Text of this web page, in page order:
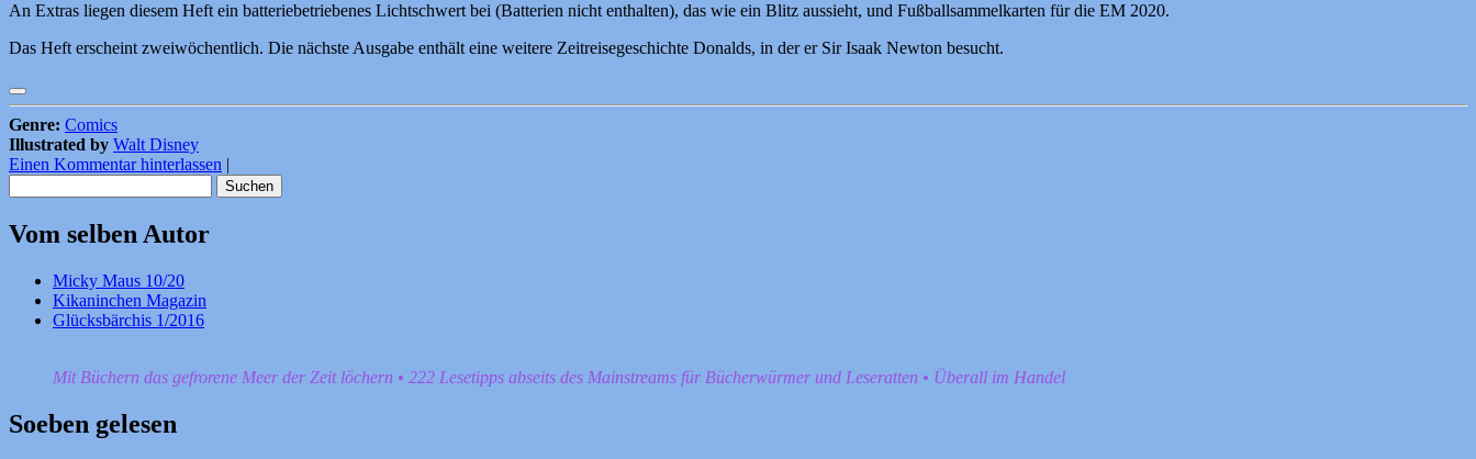
An Extras liegen diesem Heft ein batteriebetriebenes Lichtschwert bei (Batterien nicht enthalten), das wie ein Blitz aussieht, und Fußballsammelkarten für die EM 2020.
Das Heft erscheint zweiwöchentlich. Die nächste Ausgabe enthält eine weitere Zeitreisegeschichte Donalds, in der er Sir Isaak Newton besucht.
Genre: Comics
Illustrated by Walt Disney
Einen Kommentar hinterlassen |
nach:
Vom selben Autor
Micky Maus 10/20
Kikaninchen Magazin
Glücksbärchis 1/2016
Mit Büchern das gefrorene Meer der Zeit löchern • 222 Lesetipps abseits des Mainstreams für Bücherwürmer und Leseratten • Überall im Handel
Soeben gelesen